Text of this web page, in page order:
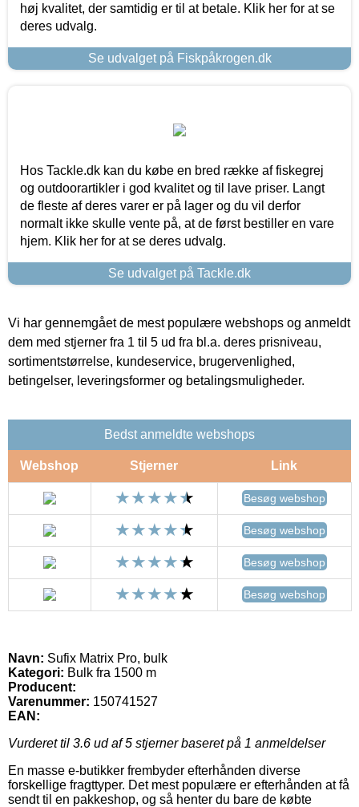
høj kvalitet, der samtidig er til at betale. Klik her for at se
deres udvalg.
Se udvalget på Fiskpåkrogen.dk
Hos Tackle.dk kan du købe en bred række af fiskegrej
og outdoorartikler i god kvalitet og til lave priser. Langt
de fleste af deres varer er på lager og du vil derfor
normalt ikke skulle vente på, at de først bestiller en vare
hjem. Klik her for at se deres udvalg.
Se udvalget på Tackle.dk
Vi har gennemgået de mest populære webshops og anmeldt
dem med stjerner fra 1 til 5 ud fra bl.a. deres prisniveau,
sortimentstørrelse, kundeservice, brugervenlighed,
betingelser, leveringsformer og betalingsmuligheder.
Bedst anmeldte webshops
Webshop Stjerner Link
Besøg webshop
Besøg webshop
Besøg webshop
Besøg webshop
Navn: Sufix Matrix Pro, bulk
Kategori: Bulk fra 1500 m
Producent:
Varenummer: 150741527
EAN:
Vurderet til 3.6 ud af 5 stjerner baseret på 1 anmeldelser
En masse e-butikker frembyder efterhånden diverse
forskellige fragttyper. Det mest populære er efterhånden at få
sendt til en pakkeshop, og så henter du bare de købte